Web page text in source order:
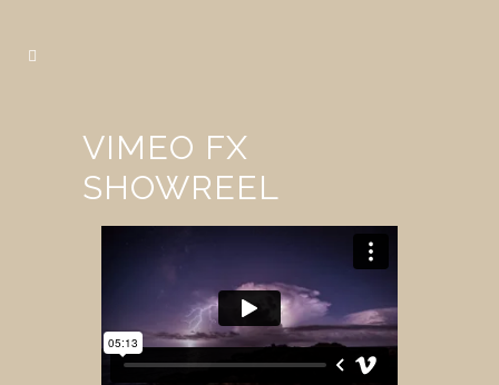
VIMEO FX
SHOWREEL